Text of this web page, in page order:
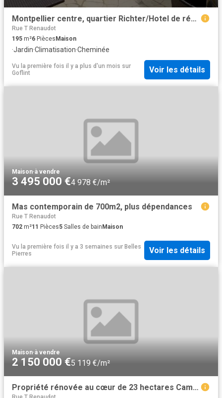
Montpellier centre, quartier Richter/Hotel de région, villa 195m², 4 chs + 1 bureau sur parcelle 448m²
Rue T Renaudot
195 m²6 PiècesMaison
·Jardin·Climatisation·Cheminée
Vu la première fois il y a plus d'un mois sur
Goflint
Voir les détails
Maison·à vendre
3 495 000 €4 978 €/m²
Mas contemporain de 700m2, plus dépendances
Rue T Renaudot
702 m²11 Pièces5 Salles de bain Maison
Vu la première fois il y a 3 semaines sur Belles
Pierres
Voir les détails
Maison·à vendre
2 150 000 €5 119 €/m²
Propriété rénovée au cœur de 23 hectares Camargue